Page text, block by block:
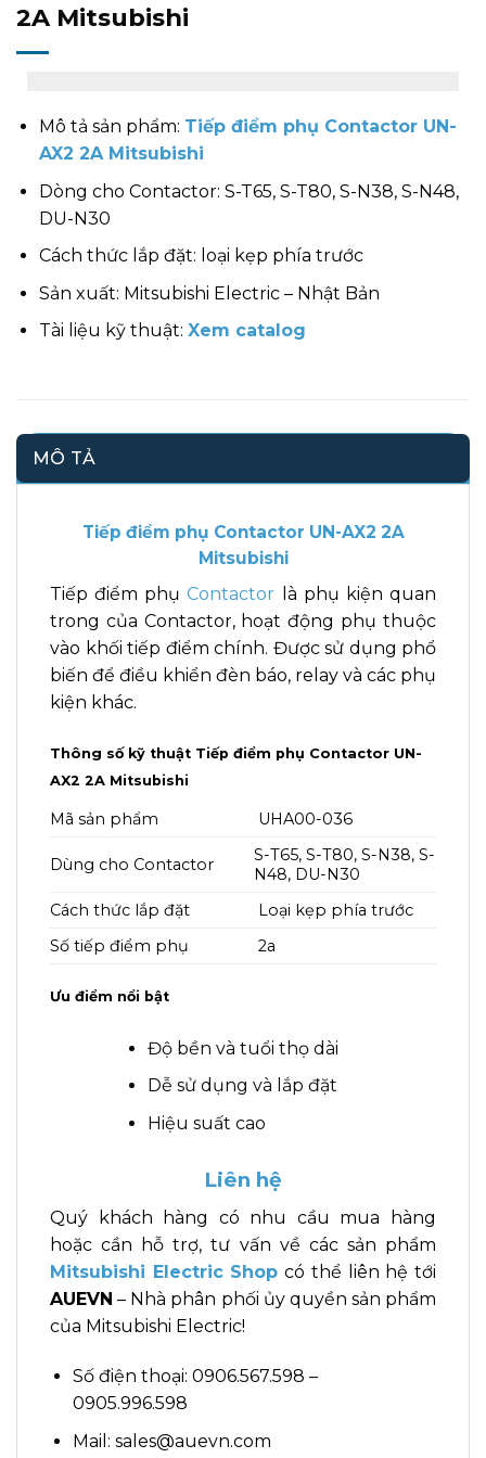
2A Mitsubishi
Mô tả sản phẩm: Tiếp điểm phụ Contactor UN-
AX2 2A Mitsubishi
Dòng cho Contactor: S-T65, S-T80, S-N38, S-N48,
DU-N30
Cách thức lắp đặt: loại kẹp phía trước
Sản xuất: Mitsubishi Electric – Nhật Bản
Tài liệu kỹ thuật: Xem catalog
MÔ TẢ
Tiếp điểm phụ Contactor UN-AX2 2A
Mitsubishi
Tiếp điểm phụContactor là phụ kiện quan
trong của Contactor, hoạt động phụ thuộc
vào khối tiếp điểm chính. Được sử dụng phổ
biến để điều khiển đèn báo, relay và các phụ
kiện khác.
Thông số kỹ thuật Tiếp điểm phụ Contactor UN-
AX2 2A Mitsubishi
Mã sản phẩm UHA00-036
Dùng cho Contactor
S-T65, S-T80, S-N38, S-
N48, DU-N30
Cách thức lắp đặt
Loại kẹp phía trước
Số tiếp điểm phụ
2a
Ưu điểm nổi bật
Độ bền và tuổi thọ dài
Dễ sử dụng và lắp đặt
Hiệu suất cao
Liên hệ
Quý khách hàng có nhu cầu mua hàng
hoặc cần hỗ trợ, tư vấn về các sản phẩm
Mitsubishi Electric Shop có thể liên hệ tới
AUEVN – Nhà phân phối ủy quyền sản phẩm
của Mitsubishi Electric!
Số điện thoại: 0906.567.598 –
0905.996.598
Mail: sales@auevn.com